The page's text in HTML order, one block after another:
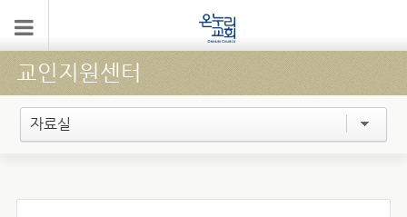
교인지원센터
자료실